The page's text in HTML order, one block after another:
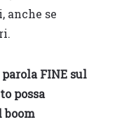
anche se
FINE sul
possa
boom